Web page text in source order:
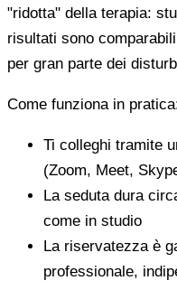
"ridotta" della terapia:
risultati sono
per gran parte dei
Come funziona in
Ti colleghi tramite
(Zoom, Meet,
La seduta dura
come in studio
La riservatezza è
professionale,